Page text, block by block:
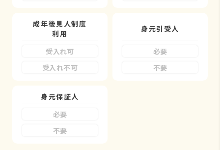
成年後見人制度
利用
受入れ可
受入れ不可
身元引受人
必要
不要
身元保証人
必要
不要